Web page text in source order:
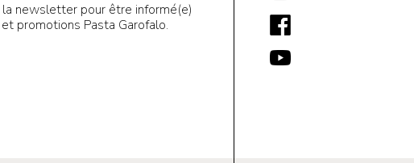
newsletter pour être informé(e)
promotions Pasta Garofalo.